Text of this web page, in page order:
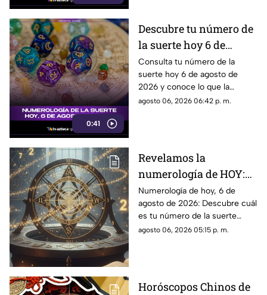
0:41
Descubre tu número de
la suerte hoy 6 de
agosto de 2026 según la
numerología y su
significado
Consulta tu número de la
suerte hoy 6 de agosto de
2026 y conoce lo que la
numerología revela para este
agosto 06, 2026 06:42 p. m.
Revelamos la
numerología de HOY:
Conoce el número de la
suerte de este jueves 6
de agosto de 2026, para
cada signo del zodiaco
Numerología de hoy, 6 de
agosto de 2026: Descubre cuál
es tu número de la suerte
según tu signo zodiacal.
agosto 06, 2026 05:15 p. m.
Horóscopos Chinos de